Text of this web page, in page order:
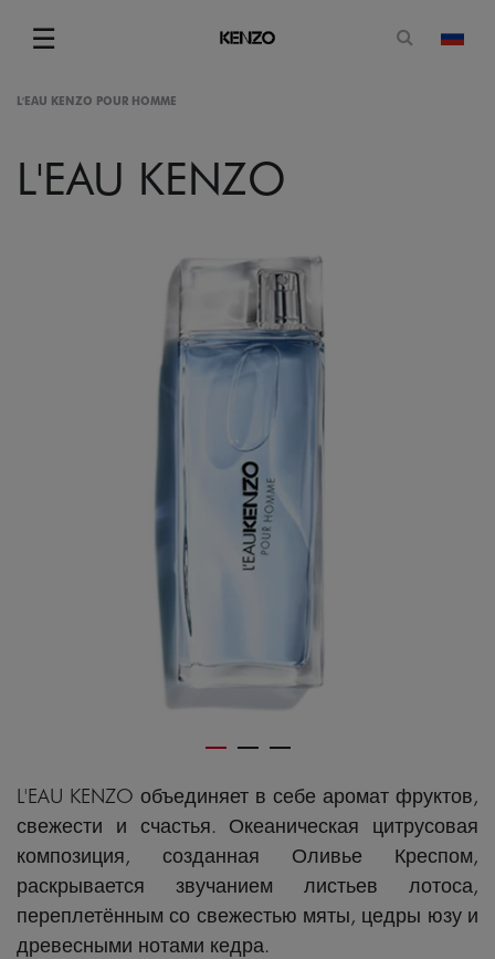
☰
Menu
L'EAU KENZO POUR HOMME
L'EAU KENZO
L'EAU KENZO объединяет в себе аромат фруктов,
свежести и счастья. Океаническая цитрусовая
композиция, созданная Оливье Креспом,
раскрывается звучанием листьев лотоса,
переплетённым со свежестью мяты, цедры юзу и
древесными нотами кедра.